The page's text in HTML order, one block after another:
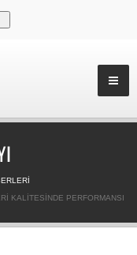
KALITESINDE PERFORMANSI